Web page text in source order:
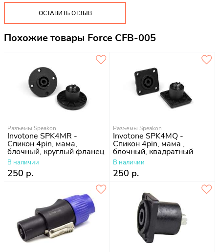
ОСТАВИТЬ ОТЗЫВ
Похожие товары Force CFB-005
Разъемы Speakon
Invotone SPK4MR -
Спикон 4pin, мама,
блочный, круглый фланец
В наличии
250 р.
Разъемы Speakon
Invotone SPK4MQ -
Спикон 4pin, мама ,
блочный, квадратный
фланец
В наличии
250 р.